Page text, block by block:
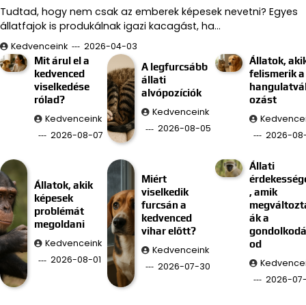
Tudtad, hogy nem csak az emberek képesek nevetni? Egyes
állatfajok is produkálnak igazi kacagást, ha…
Kedvenceink
2026-04-03
Mit árul el a
kedvenced
viselkedése
rólad?
Kedvenceink
2026-08-07
A legfurcsább
állati
alvópozíciók
Kedvenceink
2026-08-05
Állatok,
felismerik a
ozást
2026-
Állatok, akik
képesek
problémát
megoldani
Kedvenceink
2026-08-01
Miért
viselkedik
furcsán a
kedvenced
vihar előtt?
Kedvenceink
2026-07-30
Állati
, amik
ák a
od
2026-